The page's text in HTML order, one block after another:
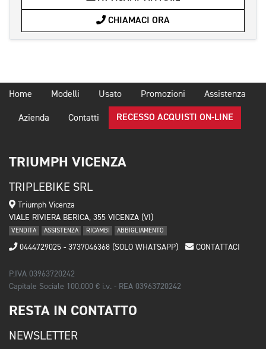
CHIAMACI ORA
Home Modelli Usato Promozioni Assistenza
Azienda Contatti RECESSO ACQUISTI ON-LINE
TRIUMPH VICENZA
TRIPLEBIKE SRL
Triumph Vicenza
VIALE RIVIERA BERICA, 355 VICENZA (VI)
VENDITA ASSISTENZA RICAMBI ABBIGLIAMENTO
0444729025 - 3737046368 (SOLO WHATSAPP) CONTATTACI
P.IVA 03963720242
Capitale Sociale 100.000 € i.v. - REA 03963720242
RESTA IN CONTATTO
NEWSLETTER